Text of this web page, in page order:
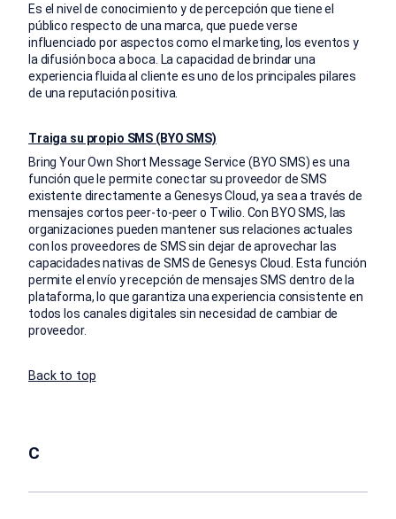
Es el nivel de conocimiento y de percepción que tiene el
público respecto de una marca, que puede verse
influenciado por aspectos como el marketing, los eventos y
la difusión boca a boca. La capacidad de brindar una
experiencia fluida al cliente es uno de los principales pilares
de una reputación positiva.
Traiga su propio SMS (BYO SMS)
Bring Your Own Short Message Service (BYO SMS) es una
función que le permite conectar su proveedor de SMS
existente directamente a Genesys Cloud, ya sea a través de
mensajes cortos peer-to-peer o Twilio. Con BYO SMS, las
organizaciones pueden mantener sus relaciones actuales
con los proveedores de SMS sin dejar de aprovechar las
capacidades nativas de SMS de Genesys Cloud. Esta función
permite el envío y recepción de mensajes SMS dentro de la
plataforma, lo que garantiza una experiencia consistente en
todos los canales digitales sin necesidad de cambiar de
proveedor.
Back to top
C